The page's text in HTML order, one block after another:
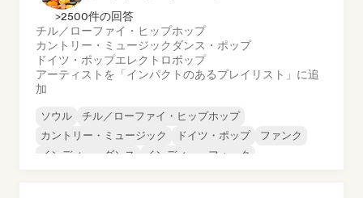
>2500件の回答
チル／ローファイ・ヒップホップ
カントリー・ミュージック ダンス・ポップ
ドイツ・ポップエレクトロポップ
アーティストを「インパクトのあるプレイリスト」に追
加
ソウル
チル／ローファイ・ヒップホップ
カントリー・ミュージック
ドイツ・ポップ
ファンク
インディー・ダンス
インディー・フォーク